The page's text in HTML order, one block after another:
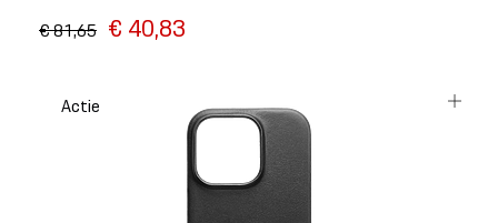
Acties
€ 81,65 € 40,83
Actie